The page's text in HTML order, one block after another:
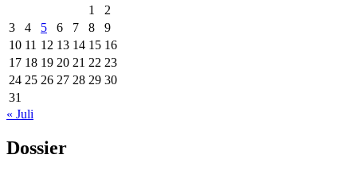
1
2
3
4 5 6 7 8
9
10 11 12 13 14 15 16
17 18 19 20 21 22 23
24 25 26 27 28 29 30
31
« Juli
Dossier